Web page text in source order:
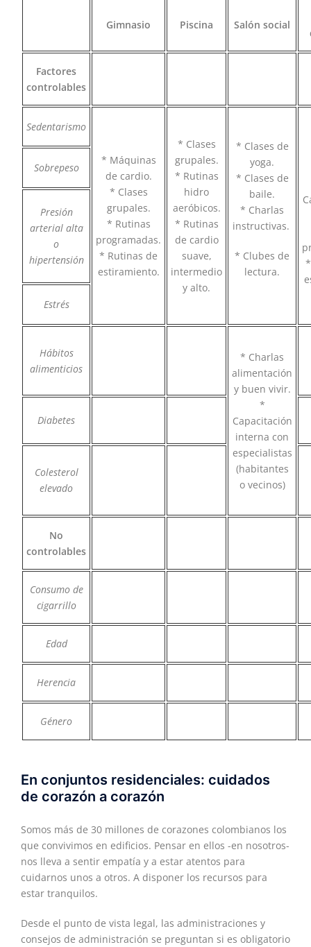
Gimnasio Piscina Salón social
Factores
controlables
Sedentarismo
* Máquinas
de cardio.
* Clases
grupales.
* Rutinas
programadas.
* Rutinas de
estiramiento.
* Clases
grupales.
* Rutinas
hidro
aeróbicos.
* Rutinas
de cardio
suave,
intermedio
y alto.
* Clases de
yoga.
* Clases de
baile.
* Charlas
instructivas.
* Clubes de
lectura.
Sobrepeso
Presión
arterial alta
o
hipertensión
Estrés
Hábitos
alimenticios
* Charlas
alimentación
y buen vivir.
*
Capacitación
interna con
especialistas
(habitantes
o vecinos)
Diabetes
Colesterol
elevado
No
controlables
Consumo de
cigarrillo
Edad
Herencia
Género
En conjuntos residenciales: cuidados
de corazón a corazón
Somos más de 30 millones de corazones colombianos los
que convivimos en edificios. Pensar en ellos -en nosotros-
nos lleva a sentir empatía y a estar atentos para
cuidarnos unos a otros. A disponer los recursos para
estar tranquilos.
Desde el punto de vista legal, las administraciones y
consejos de administración se preguntan si es obligatorio